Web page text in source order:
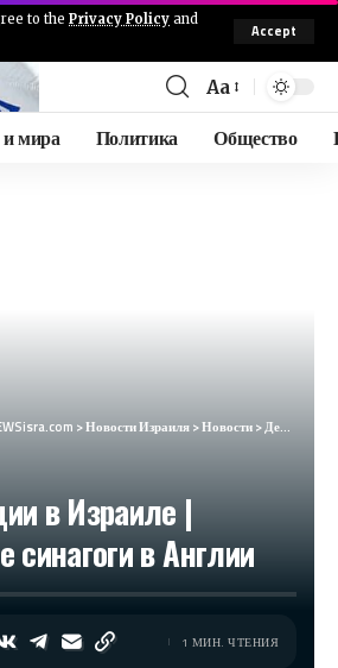
to the Privacy Policy and
Accept
Aa
и мира Политика Общество
>Новости Израиля>Новости>Демонстрации в Израиле | Осквернение синагоги в Англии
в Израиле |
синагоги в Англии
1 МИН. ЧТЕНИЯ